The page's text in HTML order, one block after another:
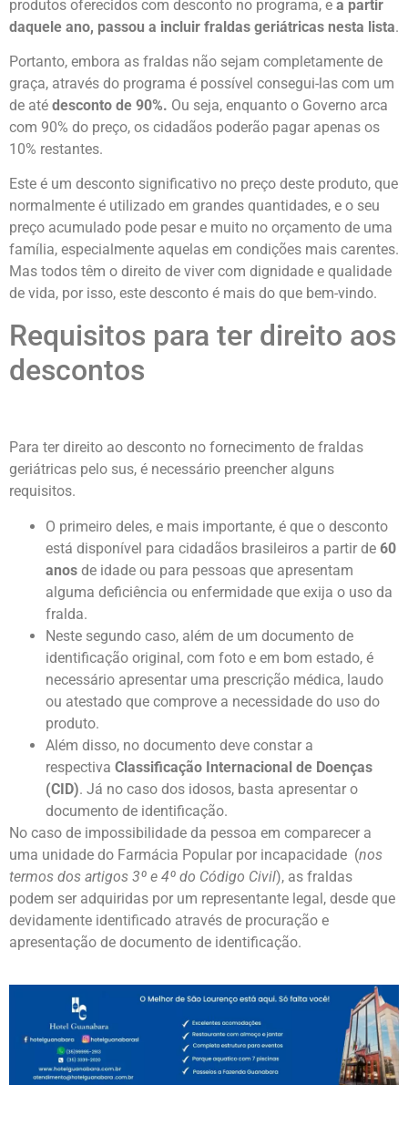
produtos oferecidos com desconto no programa, e a partir
daquele ano, passou a incluir fraldas geriátricas nesta lista.
Portanto, embora as fraldas não sejam completamente de
graça, através do programa é possível consegui-las com um
de até desconto de 90%. Ou seja, enquanto o Governo arca
com 90% do preço, os cidadãos poderão pagar apenas os
10% restantes.
Este é um desconto significativo no preço deste produto, que
normalmente é utilizado em grandes quantidades, e o seu
preço acumulado pode pesar e muito no orçamento de uma
família, especialmente aquelas em condições mais carentes.
Mas todos têm o direito de viver com dignidade e qualidade
de vida, por isso, este desconto é mais do que bem-vindo.
Requisitos para ter direito aos
descontos
Para ter direito ao desconto no fornecimento de fraldas
geriátricas pelo sus, é necessário preencher alguns
requisitos.
O primeiro deles, e mais importante, é que o desconto
está disponível para cidadãos brasileiros a partir de 60
anos de idade ou para pessoas que apresentam
alguma deficiência ou enfermidade que exija o uso da
fralda.
Neste segundo caso, além de um documento de
identificação original, com foto e em bom estado, é
necessário apresentar uma prescrição médica, laudo
ou atestado que comprove a necessidade do uso do
produto.
Além disso, no documento deve constar a
respectiva Classificação Internacional de Doenças
(CID). Já no caso dos idosos, basta apresentar o
documento de identificação.
No caso de impossibilidade da pessoa em comparecer a
uma unidade do Farmácia Popular por incapacidade (nos
termos dos artigos 3º e 4º do Código Civil), as fraldas
podem ser adquiridas por um representante legal, desde que
devidamente identificado através de procuração e
apresentação de documento de identificação.